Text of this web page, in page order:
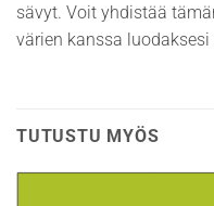
sävyt. Voit yhdistää
värien kanssa
TUTUSTU MYÖS